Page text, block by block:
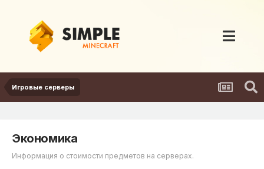
Игровые серверы
Экономика
Информация о стоимости предметов на серверах.